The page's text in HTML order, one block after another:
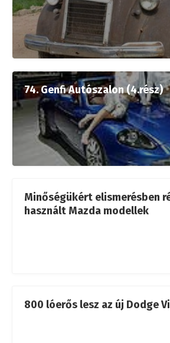
74. Genfi Autószalon (4.rész)
Minőségükért elismerésben
használt Mazda modellek
800 lóerős lesz az új Dodge